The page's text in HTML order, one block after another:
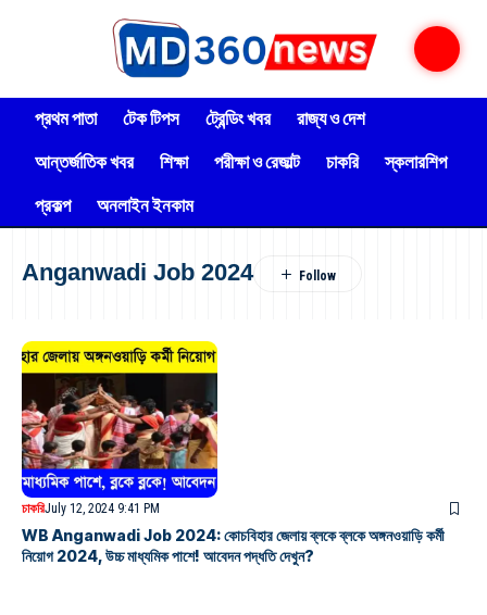
প্রথম পাতা টেক টিপস ট্রেন্ডিং খবর
রাজ্য ও দেশ
আন্তর্জাতিক খবর
শিক্ষা পরীক্ষা ও রেজাল্ট চাকরি
স্কলারশিপ
প্রকল্প
অনলাইন ইনকাম
Anganwadi Job 2024
চাকরিJuly 12, 2024 9:41 PM
WB Anganwadi Job 2024: কোচবিহার জেলায় ব্লকে ব্লকে অঙ্গনওয়াড়ি কর্মী
নিয়োগ 2024, উচ্চ মাধ্যমিক পাশে! আবেদন পদ্ধতি দেখুন?